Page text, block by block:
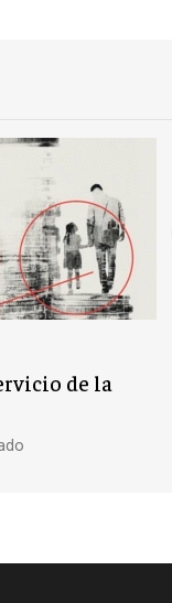
de la